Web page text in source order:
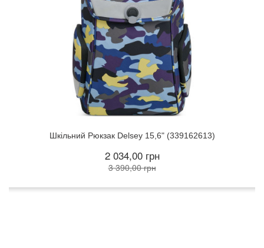
Шкільний Рюкзак Delsey 15,6" (339162613)
2 034,00 грн
3 390,00 грн